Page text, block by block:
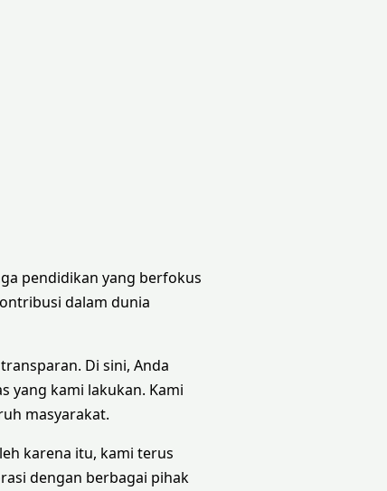
pendidikan yang berfokus
dalam dunia
Di sini, Anda
yang kami lakukan. Kami
masyarakat.
karena itu, kami terus
dengan berbagai pihak